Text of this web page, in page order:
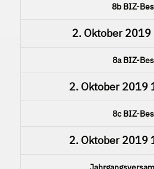
8b BIZ-
2. Oktober 2019
8a BIZ-
2. Oktober 2019
8c BIZ-
2. Oktober 2019